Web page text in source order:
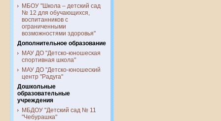
МБОУ "Школа – детский сад
№ 12 для обучающихся,
воспитанников с
ограниченными
возможностями здоровья"
Дополнительное образование
МАУ ДО "Детско-юношеская
спортивная школа"
МАУ ДО "Детско-юношеский
центр "Радуга"
Дошкольные
образовательные
учреждения
МБДОУ "Детский сад № 11
"Чебурашка"